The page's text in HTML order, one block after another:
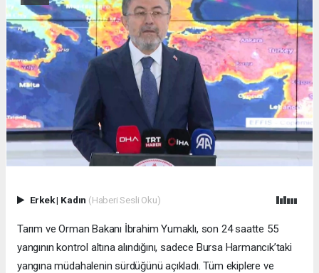
Erkek| Kadın (Haberi Sesli Oku)
Tarım ve Orman Bakanı İbrahim Yumaklı, son 24 saatte 55
yangının kontrol altına alındığını, sadece Bursa Harmancık’taki
yangına müdahalenin sürdüğünü açıkladı. Tüm ekiplere ve